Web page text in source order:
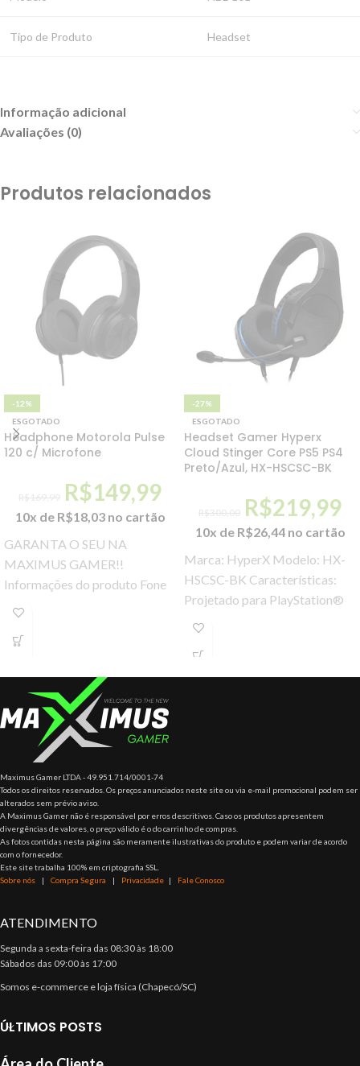
Tipo de Produto Headset
Informação adicional
Avaliações (0)
Produtos relacionados
-12%
ESGOTADO
Headphone Motorola Pulse
120 c/ Microfone
R$169,99 R$149,99
10x de R$18,03 no cartão
GARANTA O SEU NA
MAXIMUS GAMER!!
Informações do produto Fone
de Ouvido Motorola Pulse 120
-27%
ESGOTADO
Headset Gamer Hyperx
Cloud Stinger Core PS5 PS4
Preto/Azul, HX-HSCSC-BK
R$300,00 R$219,99
10x de R$26,44 no cartão
Marca: HyperX Modelo: HX-
HSCSC-BK Características:
Projetado para PlayStation®
Também compatível com Xbox
Compatível com PS5, PS4
Maximus Gamer LTDA - 49.951.714/0001-74
Todos os direitos reservados. Os preços anunciados neste site ou via e-mail promocional podem ser
alterados sem prévio aviso.
A Maximus Gamer não é responsável por erros descritivos. Caso os produtos apresentem
divergências de valores, o preço válido é o do carrinho de compras.
As fotos contidas nesta página são meramente ilustrativas do produto e podem variar de acordo
com o fornecedor.
Este site trabalha 100% em criptografia SSL.
Sobre nós | Compra Segura | Privacidade | Fale Conosco
ATENDIMENTO
Segunda a sexta-feira das 08:30 às 18:00
Sábados das 09:00 às 17:00
Somos e-commerce e loja física (Chapecó/SC)
ÚLTIMOS POSTS